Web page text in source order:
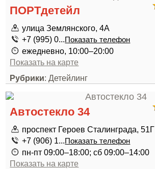
ПОРТдетейл
улица Землянского, 4А
+7 (995) 0...Показать телефон
ежедневно, 10:00–20:00
Показать на карте
Рубрики: Детейлинг
Автостекло 34
проспект Героев Сталинграда, 51Г
+7 (906) 1...Показать телефон
пн-пт 09:00–18:00; сб 09:00–14:00
Показать на карте